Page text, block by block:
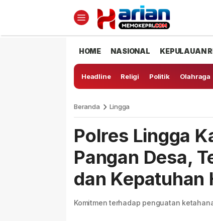
HOME NASIONAL KEPULAUAN
Headline Religi Politik Olahraga
Beranda Lingga
Polres Lingga
Pangan Desa,
dan Kepatuhan
Komitmen terhadap penguatan